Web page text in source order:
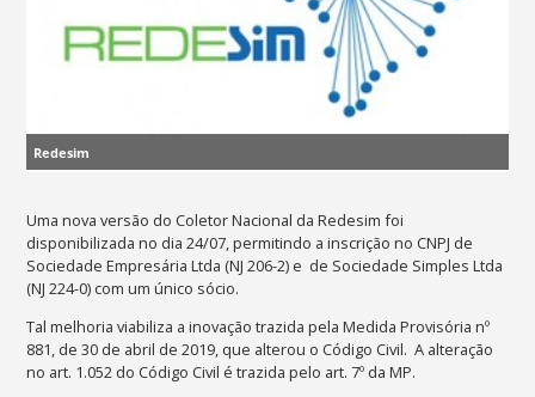
Redesim
Uma nova versão do Coletor Nacional da Redesim foi
disponibilizada no dia 24/07, permitindo a inscrição no CNPJ de
Sociedade Empresária Ltda (NJ 206-2) e de Sociedade Simples Ltda
(NJ 224-0) com um único sócio.
Tal melhoria viabiliza a inovação trazida pela Medida Provisória nº
881, de 30 de abril de 2019, que alterou o Código Civil. A alteração
no art. 1.052 do Código Civil é trazida pelo art. 7º da MP.